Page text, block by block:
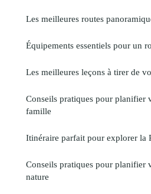
Les meilleures routes
Équipements essentiels pour un
Les meilleures leçons à tirer de
Conseils pratiques pour planifier
famille
Itinéraire parfait pour explorer la
Conseils pratiques pour planifier
nature